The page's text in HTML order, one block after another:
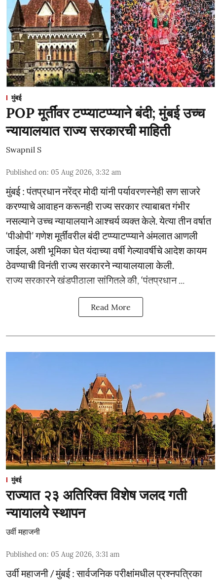
मुंबई
POP मूर्तींवर टप्प्याटप्प्याने बंदी; मुंबई उच्च
न्यायालयात राज्य सरकारची माहिती
Swapnil S
Published on: 05 Aug 2026, 3:32 am
मुंबई : पंतप्रधान नरेंद्र मोदी यांनी पर्यावरणस्नेही सण साजरे
करण्याचे आवाहन करूनही राज्य सरकार त्याबाबत गंभीर
नसल्याने उच्च न्यायालयाने आश्चर्य व्यक्त केले. येत्या तीन वर्षात
‘पीओपी’ गणेश मूर्तींवरील बंदी टप्प्याटप्प्याने अंमलात आणली
जाईल, अशी भूमिका घेत यंदाच्या वर्षी गेल्यावर्षीचे आदेश कायम
ठेवण्याची विनंती राज्य सरकारने न्यायालयाला केली.
राज्य सरकारने खंडपीठाला सांगितले की, ‘पंतप्रधान ...
Read More
मुंबई
राज्यात २३ अतिरिक्त विशेष जलद गती
न्यायालये स्थापन
उर्वी महाजनी
Published on: 05 Aug 2026, 3:31 am
उर्वी महाजनी / मुंबई : सार्वजनिक परीक्षांमधील प्रश्नपत्रिका